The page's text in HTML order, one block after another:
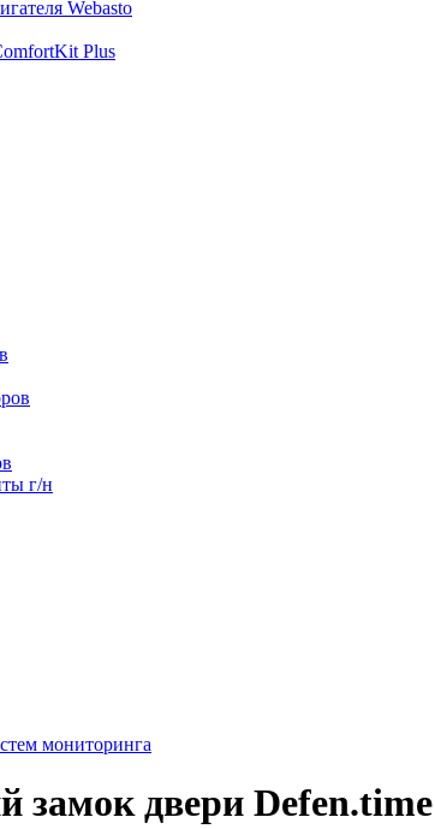
Webasto
Plus
г/н
мониторинга
замок двери